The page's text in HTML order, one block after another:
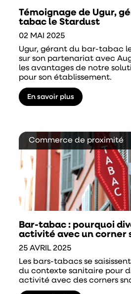
Témoignage de Ugur,
tabac le Stardust
02 MAI 2025
Ugur, gérant du bar-tabac
sur son partenariat avec
les avantages de notre
pour son établissement.
En savoir plus
Commerce de proximité
Bar-tabac : pourquoi
activité avec un corner
25 AVRIL 2025
Les bars-tabacs se
du contexte sanitaire pour
activité avec des corners